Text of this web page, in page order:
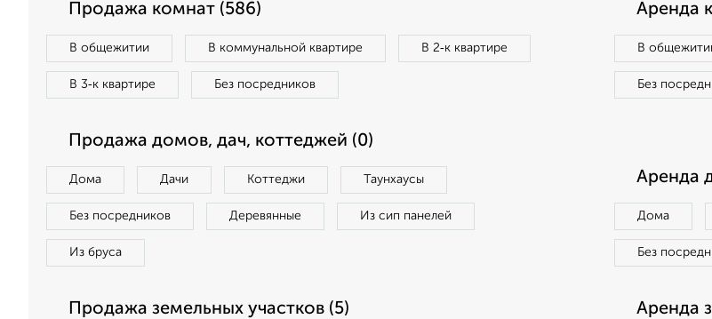
Продажа комнат (586)
В общежитии В коммунальной квартире В 2‑к квартире
В 3‑к квартире Без посредников
Аренда
В
Без
Продажа домов, дач, коттеджей (0)
Дома Дачи Коттеджи Таунхаусы
Без посредников Деревянные Из сип панелей
Из бруса
Аренда
Дома
Без
Продажа земельных участков (5) Аренда